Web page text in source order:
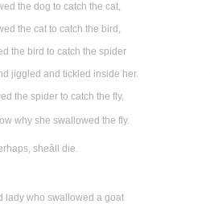
the dog to catch the cat,
the cat to catch the bird,
the bird to catch the spider
jiggled and tickled inside her.
the spider to catch the fly,
why she swallowed the fly.
sheâll die.
lady who swallowed a goat